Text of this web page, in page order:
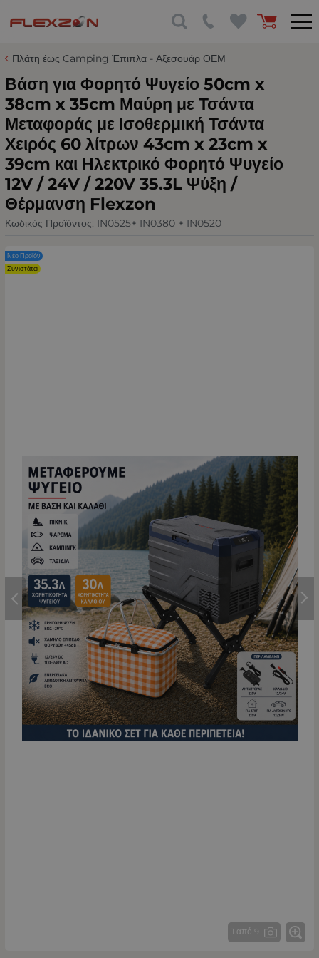
Πλάτη έως Camping Έπιπλα - Αξεσουάρ ΟΕΜ
Βάση για Φορητό Ψυγείο 50cm x
38cm x 35cm Μαύρη με Τσάντα
Μεταφοράς με Ισοθερμική Τσάντα
Χειρός 60 λίτρων 43cm x 23cm x
39cm και Ηλεκτρικό Φορητό Ψυγείο
12V / 24V / 220V 35.3L Ψύξη /
Θέρμανση Flexzon
Κωδικός Προϊόντος: IN0525+ IN0380 + IN0520
1 από 9
Νέο Προϊόν
Συνιστάται